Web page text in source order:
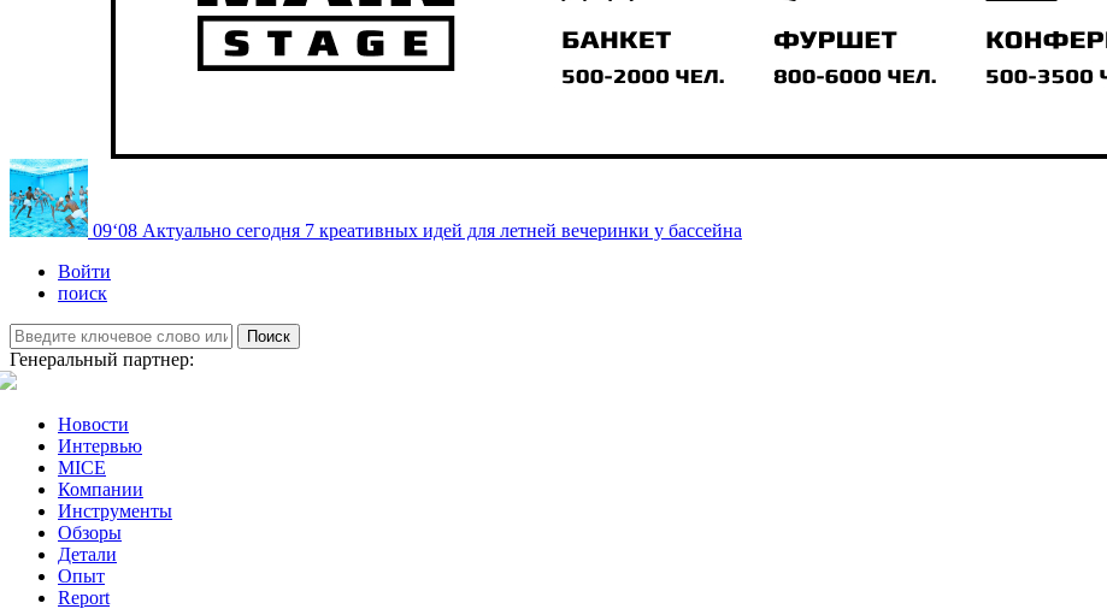
09‘08 Актуально сегодня 7 креативных идей для летней вечеринки у бассейна
Войти
поиск
Поиск
Генеральный партнер:
Новости
Интервью
MICE
Компании
Инструменты
Обзоры
Детали
Опыт
Report